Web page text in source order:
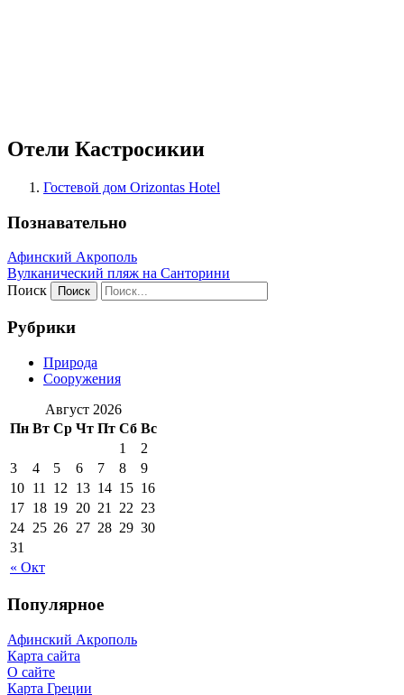
Отели Кастросикии
Гостевой дом Orizontas Hotel
Познавательно
Афинский Акрополь
Вулканический пляж на Санторини
Поиск
Рубрики
Природа
Сооружения
Август 2026
Пн Вт Ср Чт Пт Сб Вс
« Окт
1
2
3
4 5 6 7 8
9
10 11 12 13 14 15 16
17 18 19 20 21 22 23
24 25 26 27 28 29 30
31
Популярное
Афинский Акрополь
Карта сайта
О сайте
Карта Греции